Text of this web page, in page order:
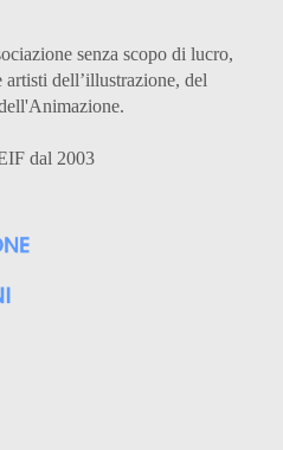
senza scopo di lucro,
dell’illustrazione, del
dal 2003